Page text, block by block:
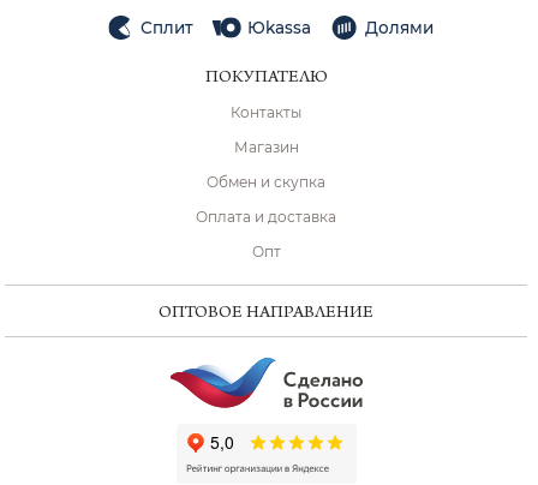
Сплит Юkassa Долями
ПОКУПАТЕЛЮ
Контакты
Магазин
Обмен и скупка
Оплата и доставка
Опт
ОПТОВОЕ НАПРАВЛЕНИЕ